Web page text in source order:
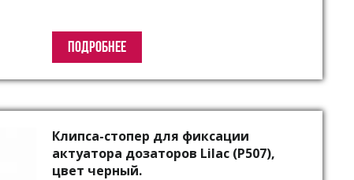
ПОДРОБНЕЕ
Клипса-стопер для фиксации
актуатора дозаторов Lilac (P507),
цвет черный.